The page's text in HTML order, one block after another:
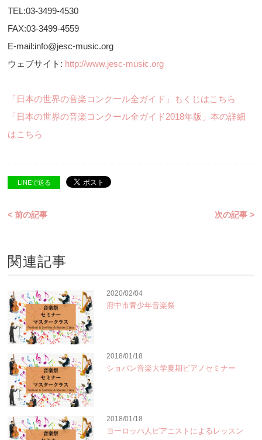
TEL:03-3499-4530
FAX:03-3499-4559
E-mail:info@jesc-music.org
ウェブサイト: http://www.jesc-music.org
「日本の世界の音楽コンクール全ガイド」もくじはこちら
「日本の世界の音楽コンクール全ガイド2018年版」本の詳細
はこちら
LINEで送る
< 前の記事 次の記事 >
関連記事
2020/02/04
府中市青少年音楽祭
2018/01/18
ショパン音楽大学夏期ピアノセミナー
2018/01/18
ヨーロッパ人ピアニストによるレッスン